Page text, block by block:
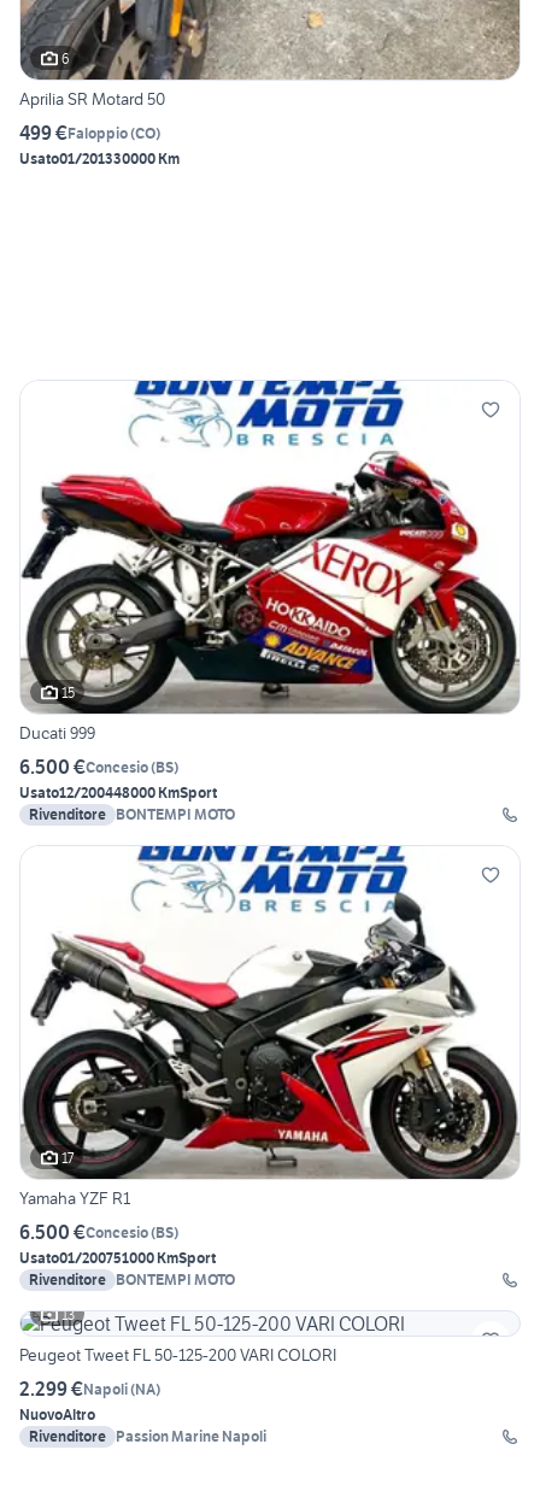
6
Aprilia SR Motard 50
499 €Faloppio(CO)
Usato01/201330000 Km
15
Ducati 999
6.500 €Concesio(BS)
Usato12/200448000 KmSport
Rivenditore BONTEMPI MOTO
17
Yamaha YZF R1
6.500 €Concesio(BS)
Usato01/200751000 KmSport
Rivenditore BONTEMPI MOTO
13
Peugeot Tweet FL 50-125-200 VARI COLORI
2.299 €Napoli(NA)
NuovoAltro
Rivenditore Passion Marine Napoli